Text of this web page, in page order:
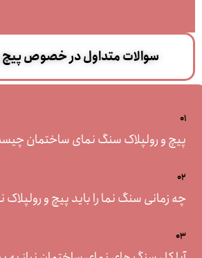
سوالات متداول در خصوص پیچ و
01
پیچ و رولپلاک سنگ نمای ساختمان
02
چه زمانی سنگ نما را باید پیچ و رولپلاک
03